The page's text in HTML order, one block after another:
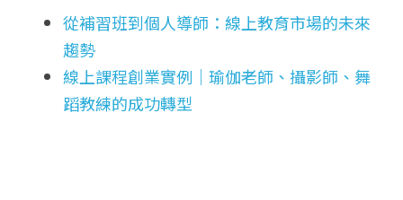
從補習班到個人導師：線上教育市場的未來
趨勢
線上課程創業實例｜瑜伽老師、攝影師、舞
蹈教練的成功轉型